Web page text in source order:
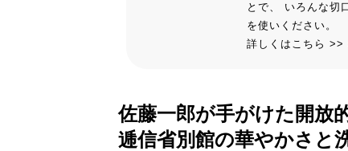
とで、 いろんな切
を使いください。
詳しくはこちら >>
佐藤一郎が手がけた開放
逓信省別館の華やかさと